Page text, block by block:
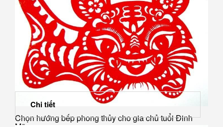
Chọn hướng bếp phong thủy cho gia chủ tuổi Đinh
Chi tiết